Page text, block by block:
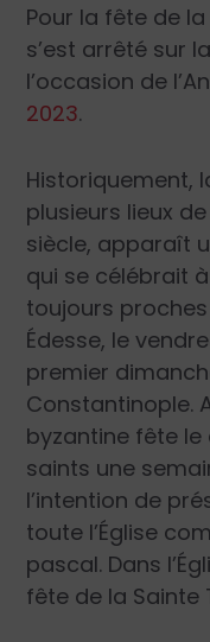
Pour la fête de
s’est arrêté sur
l’occasion de
2023.
Historiquement,
plusieurs lieux
siècle, apparaît
qui se célébrait
toujours proches
Édesse, le
premier
Constantinople.
byzantine fête
saints une
l’intention de
toute l’Église
pascal. Dans
fête de la Sainte